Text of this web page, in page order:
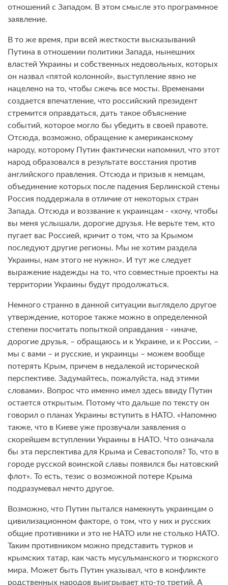
отношений с Западом. В этом смысле это программное
заявление.
В то же время, при всей жесткости высказываний
Путина в отношении политики Запада, нынешних
властей Украины и собственных недовольных, которых
он назвал «пятой колонной», выступление явно не
нацелено на то, чтобы сжечь все мосты. Временами
создается впечатление, что российский президент
стремится оправдаться, дать такое объяснение
событий, которое могло бы убедить в своей правоте.
Отсюда, возможно, обращение к американскому
народу, которому Путин фактически напомнил, что этот
народ образовался в результате восстания против
английского правления. Отсюда и призыв к немцам,
объединение которых после падения Берлинской стены
Россия поддержала в отличие от некоторых стран
Запада. Отсюда и воззвание к украинцам - «хочу, чтобы
вы меня услышали, дорогие друзья. Не верьте тем, кто
пугает вас Россией, кричит о том, что за Крымом
последуют другие регионы. Мы не хотим раздела
Украины, нам этого не нужно». И тут же следует
выражение надежды на то, что совместные проекты на
территории Украины будут продолжаться.
Немного странно в данной ситуации выглядело другое
утверждение, которое также можно в определенной
степени посчитать попыткой оправдания - «иначе,
дорогие друзья, – обращаюсь и к Украине, и к России, –
мы с вами – и русские, и украинцы – можем вообще
потерять Крым, причем в недалекой исторической
перспективе. Задумайтесь, пожалуйста, над этими
словами». Вопрос что именно имел здесь ввиду Путин
остается открытым. Потому что дальше по тексту он
говорил о планах Украины вступить в НАТО. «Напомню
также, что в Киеве уже прозвучали заявления о
скорейшем вступлении Украины в НАТО. Что означала
бы эта перспектива для Крыма и Севастополя? То, что в
городе русской воинской славы появился бы натовский
флот». То есть, тезис о возможной потере Крыма
подразумевал нечто другое.
Возможно, что Путин пытался намекнуть украинцам о
цивилизационном факторе, о том, что у них и русских
общие противники и это не НАТО или не столько НАТО.
Таким противником можно представить турков и
крымских татар, как часть мусульманского и тюркского
мира. Может быть Путин указывал, что в конфликте
родственных народов выигрывает кто-то третий. А